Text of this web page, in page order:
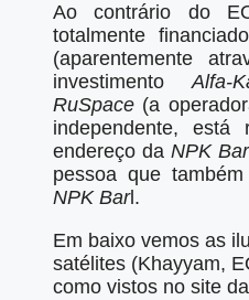
Ao contrário do
totalmente
(aparentemente
investimentoAlfa-
RuSpace (a
independente, está
endereço daNPK
pessoa que
NPK Barl.
Em baixo vemos as
satélites (Khayyam,
como vistos no site